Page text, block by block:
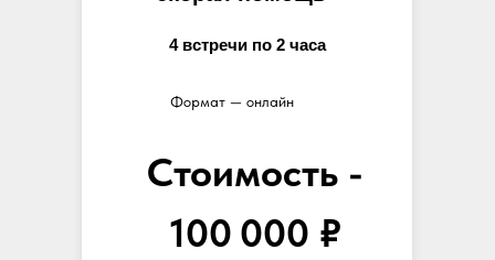
Стоимость -
100 000 ₽
Формат — онлайн
4 встречи по 2 часа